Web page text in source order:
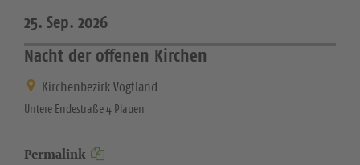
25. Sep. 2026
Nacht der offenen Kirchen
Kirchenbezirk Vogtland
Untere Endestraße 4 Plauen
Permalink